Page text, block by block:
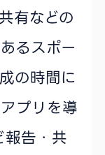
有などの
るスポー
の時間に
プリを導
告・共